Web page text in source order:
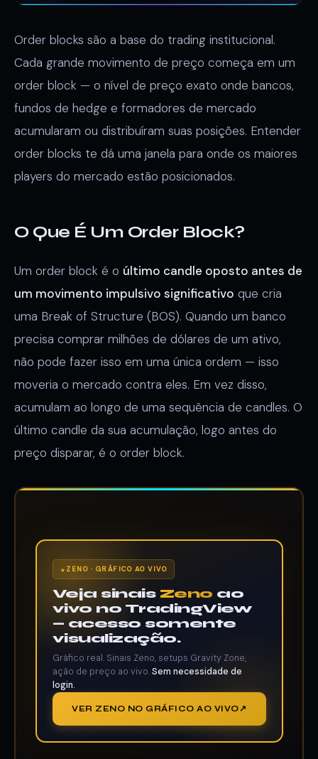
Order blocks são a base do trading institucional.
Cada grande movimento de preço começa em um
order block — o nível de preço exato onde bancos,
fundos de hedge e formadores de mercado
acumularam ou distribuíram suas posições. Entender
order blocks te dá uma janela para onde os maiores
players do mercado estão posicionados.
O Que É Um Order Block?
Um order block é o último candle oposto antes de
um movimento impulsivo significativo que cria
uma Break of Structure (BOS). Quando um banco
precisa comprar milhões de dólares de um ativo,
não pode fazer isso em uma única ordem — isso
moveria o mercado contra eles. Em vez disso,
acumulam ao longo de uma sequência de candles. O
último candle da sua acumulação, logo antes do
preço disparar, é o order block.
ZENO · GRÁFICO AO VIVO
Veja sinais Zeno ao
vivo no TradingView
— acesso somente
visualização.
Gráfico real. Sinais Zeno, setups Gravity Zone,
ação de preço ao vivo.Sem necessidade de
login.
VER ZENO NO GRÁFICO AO VIVO